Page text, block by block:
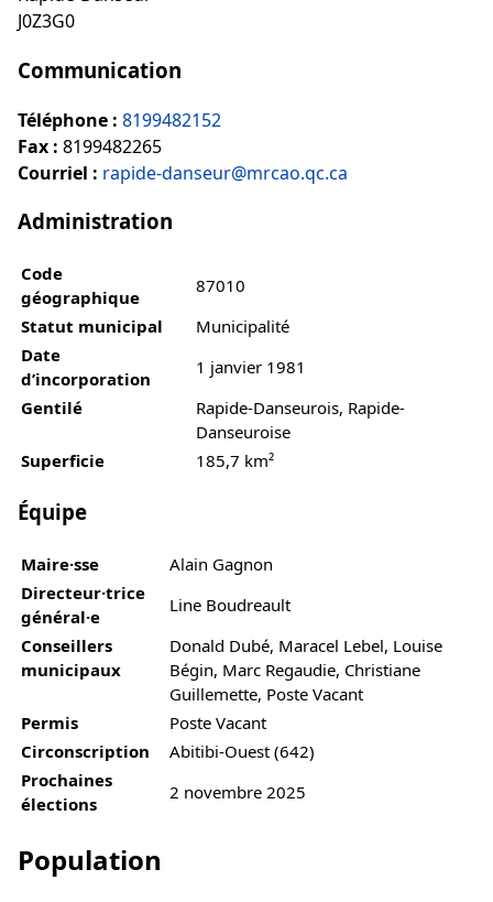
J0Z3G0
Communication
Téléphone : 8199482152
Fax : 8199482265
Courriel : rapide-danseur@mrcao.qc.ca
Administration
Code
géographique
87010
Statut municipal
Municipalité
Date
d’incorporation
1 janvier 1981
Gentilé
Rapide-Danseurois, Rapide-
Danseuroise
Superficie
185,7 km²
Équipe
Maire·sse
Alain Gagnon
Directeur·trice
général·e
Line Boudreault
Conseillers
municipaux
Donald Dubé, Maracel Lebel, Louise
Bégin, Marc Regaudie, Christiane
Guillemette, Poste Vacant
Permis
Poste Vacant
Circonscription
Abitibi-Ouest (642)
Prochaines
élections
2 novembre 2025
Population